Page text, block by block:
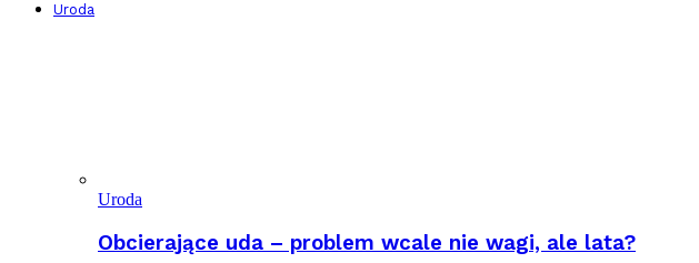
Uroda
Uroda
Obcierające uda – problem wcale nie wagi, ale lata?